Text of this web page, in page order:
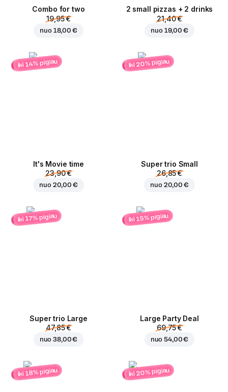
Combo for two
19,95 €
nuo 18,00 €
2 small pizzas + 2 drinks
21,40 €
nuo 19,00 €
iki 14% pigiau
It's Movie time
23,90 €
nuo 20,00 €
iki 20% pigiau
Super trio Small
26,85 €
nuo 20,00 €
iki 17% pigiau
Super trio Large
47,85 €
nuo38,00 €
iki 15% pigiau
Large Party Deal
69,75 €
nuo54,00 €
iki 18% pigiau iki 20% pigiau